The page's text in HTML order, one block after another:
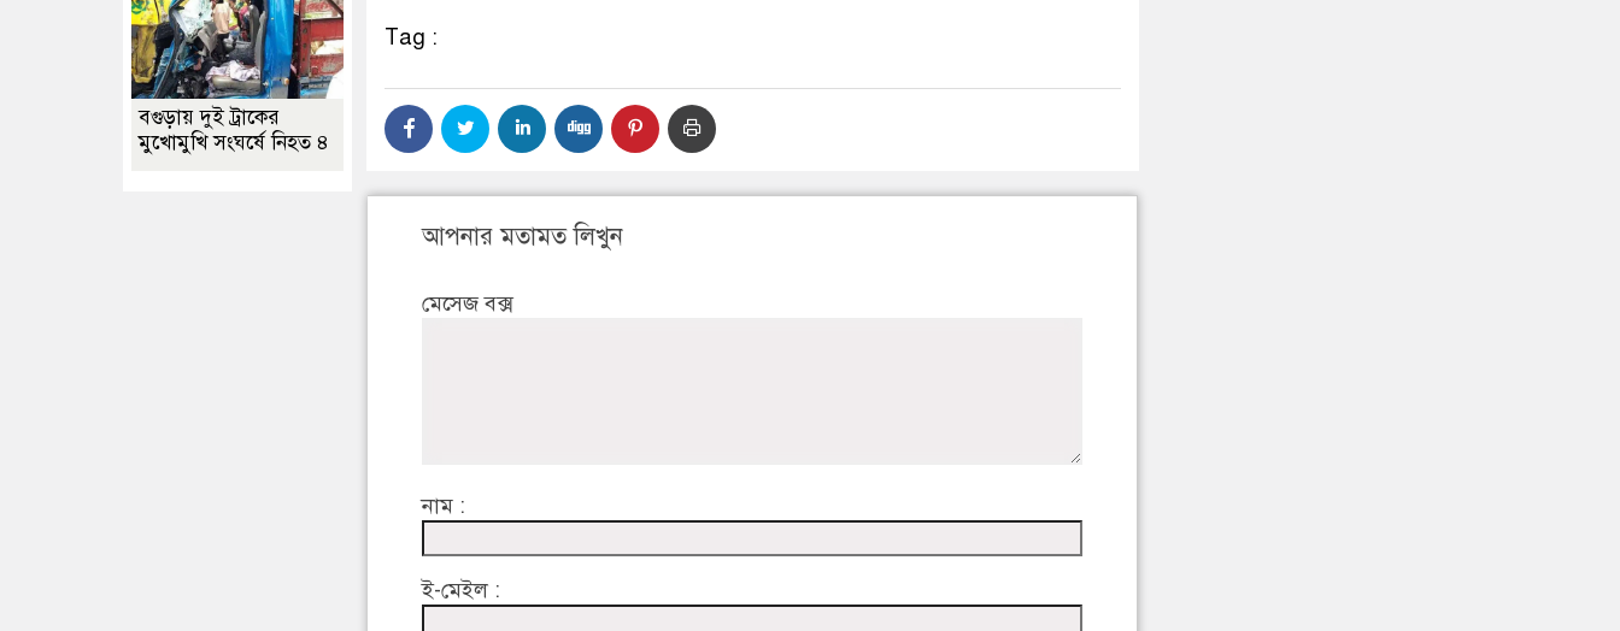
Tag :
আপনার মতামত লিখুন
মেসেজ বক্স
নাম :
ই-মেইল :
বগুড়ায় দুই ট্রাকের
মুখোমুখি সংঘর্ষে নিহত ৪